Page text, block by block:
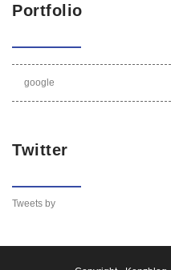
Portfolio
google
Twitter
Tweets by